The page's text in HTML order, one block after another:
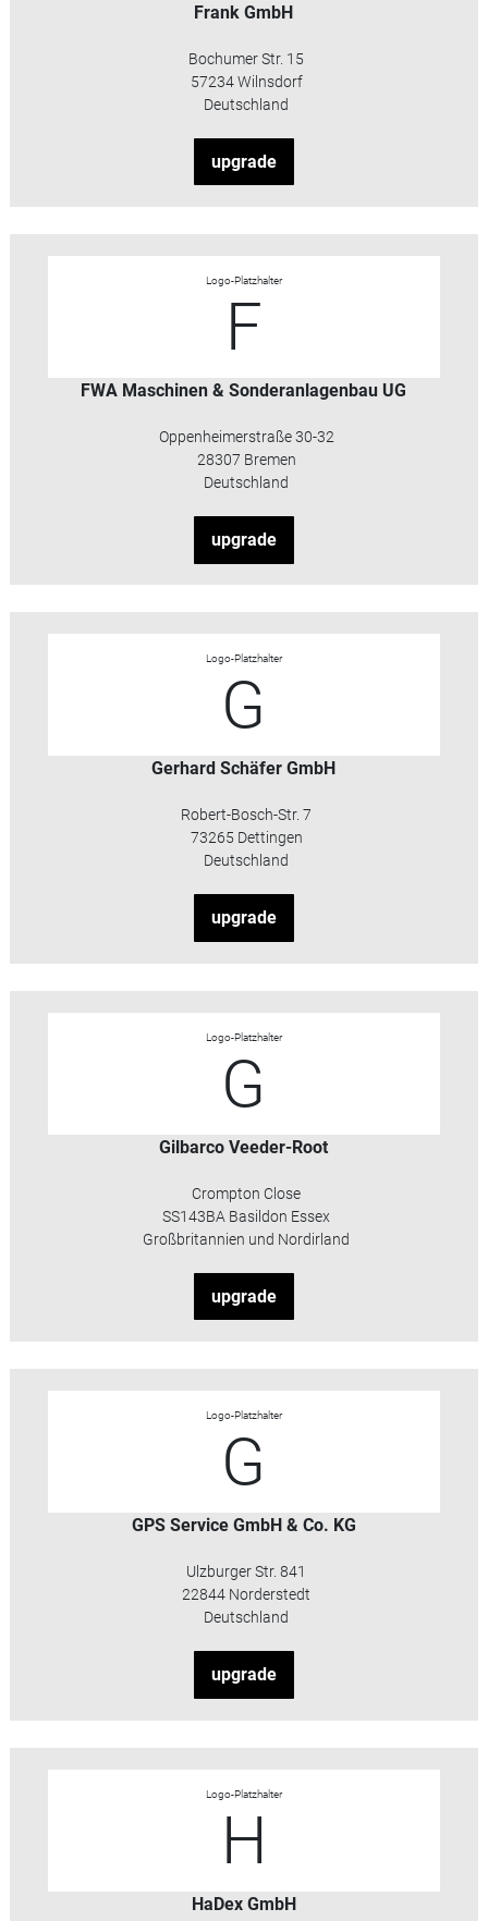
Frank GmbH
Bochumer Str. 15
57234 Wilnsdorf
Deutschland
upgrade
Logo-Platzhalter
F
FWA Maschinen & Sonderanlagenbau UG
Oppenheimerstraße 30-32
28307 Bremen
Deutschland
upgrade
Logo-Platzhalter
G
Gerhard Schäfer GmbH
Robert-Bosch-Str. 7
73265 Dettingen
Deutschland
upgrade
Logo-Platzhalter
G
Gilbarco Veeder-Root
Crompton Close
SS143BA Basildon Essex
Großbritannien und Nordirland
upgrade
Logo-Platzhalter
G
GPS Service GmbH & Co. KG
Ulzburger Str. 841
22844 Norderstedt
Deutschland
upgrade
Logo-Platzhalter
H
HaDex GmbH